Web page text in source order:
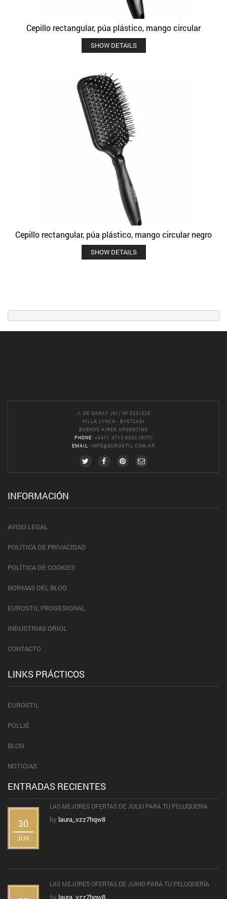
Cepillo rectangular, púa plástico, mango circular
SHOW DETAILS
Cepillo rectangular, púa plástico, mango circular negro
SHOW DETAILS
J. DE GARAY (91) Nº 523/525
VILLA LYNCH - B1672ADI
BUENOS AIRES ARGENTINA
PHONE: +5411 4713-9520 (ROT)
EMAIL : INFO@EUROSTIL.COM.AR
INFORMACIÓN
AVISO LEGAL
POLÍTICA DE PRIVACIDAD
POLÍTICA DE COOKIES
NORMAS DEL BLOG
EUROSTIL PROGESIONAL
INDUSTRIAS ORIOL
CONTACTO
LINKS PRÁCTICOS
EUROSTIL
POLLIÉ
BLOG
NOTICIAS
ENTRADAS RECIENTES
30
JUN
LAS MEJORES OFERTAS DE JULIO PARA TU PELUQUERÍA
by laura_vzz7hqw8
LAS MEJORES OFERTAS DE JUNIO PARA TU PELUQUERÍA
by laura_vzz7hqw8